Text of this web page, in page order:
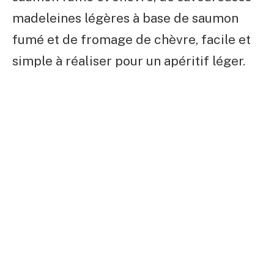
madeleines légères à base de saumon
fumé et de fromage de chèvre, facile et
simple à réaliser pour un apéritif léger.